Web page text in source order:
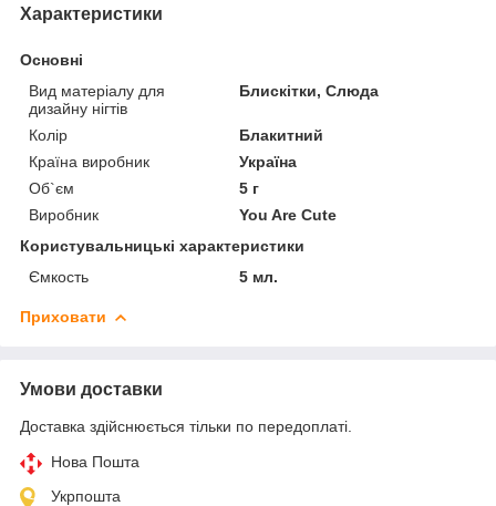
Характеристики
Основні
Вид матеріалу для
дизайну нігтів
Блискітки, Слюда
Колір
Блакитний
Країна виробник
Україна
Об`єм
5 г
Виробник
You Are Cute
Користувальницькі характеристики
Ємкость
5 мл.
Приховати
Умови доставки
Доставка здійснюється тільки по передоплаті.
Нова Пошта
Укрпошта